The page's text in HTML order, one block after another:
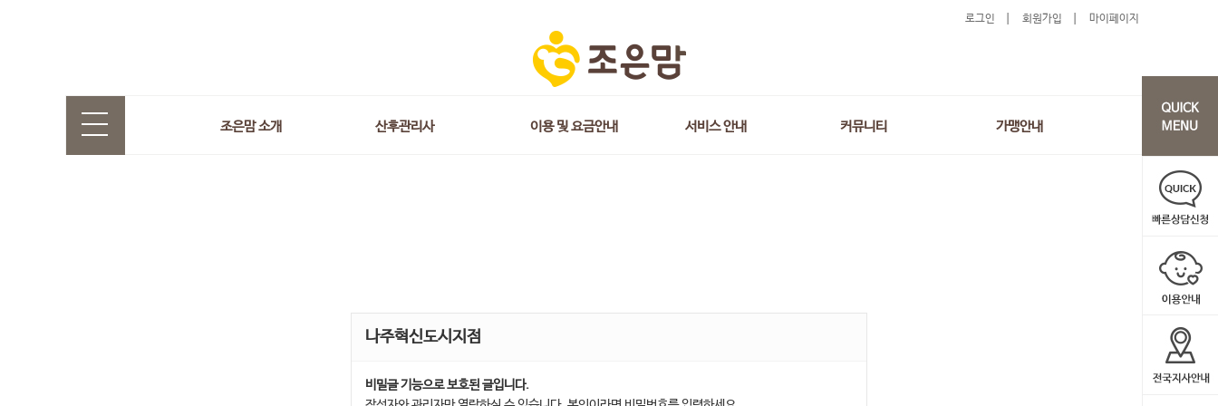
로그인 회원가입 마이페이지
조은맘 소개 산후관리사 이용 및 요금안내 서비스 안내 커뮤니티 가맹안내
나주혁신도시지점
비밀글 기능으로 보호된 글입니다.